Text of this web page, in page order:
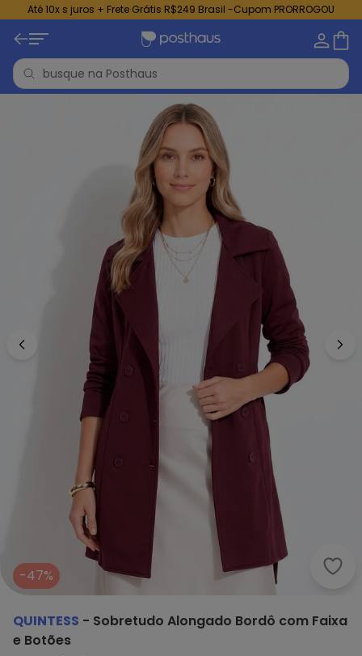
Até 10x s juros + Frete Grátis R$249 Brasil -Cupom PRORROGOU
-47%
QUINTESS - Sobretudo Alongado Bordô com Faixa
e Botões